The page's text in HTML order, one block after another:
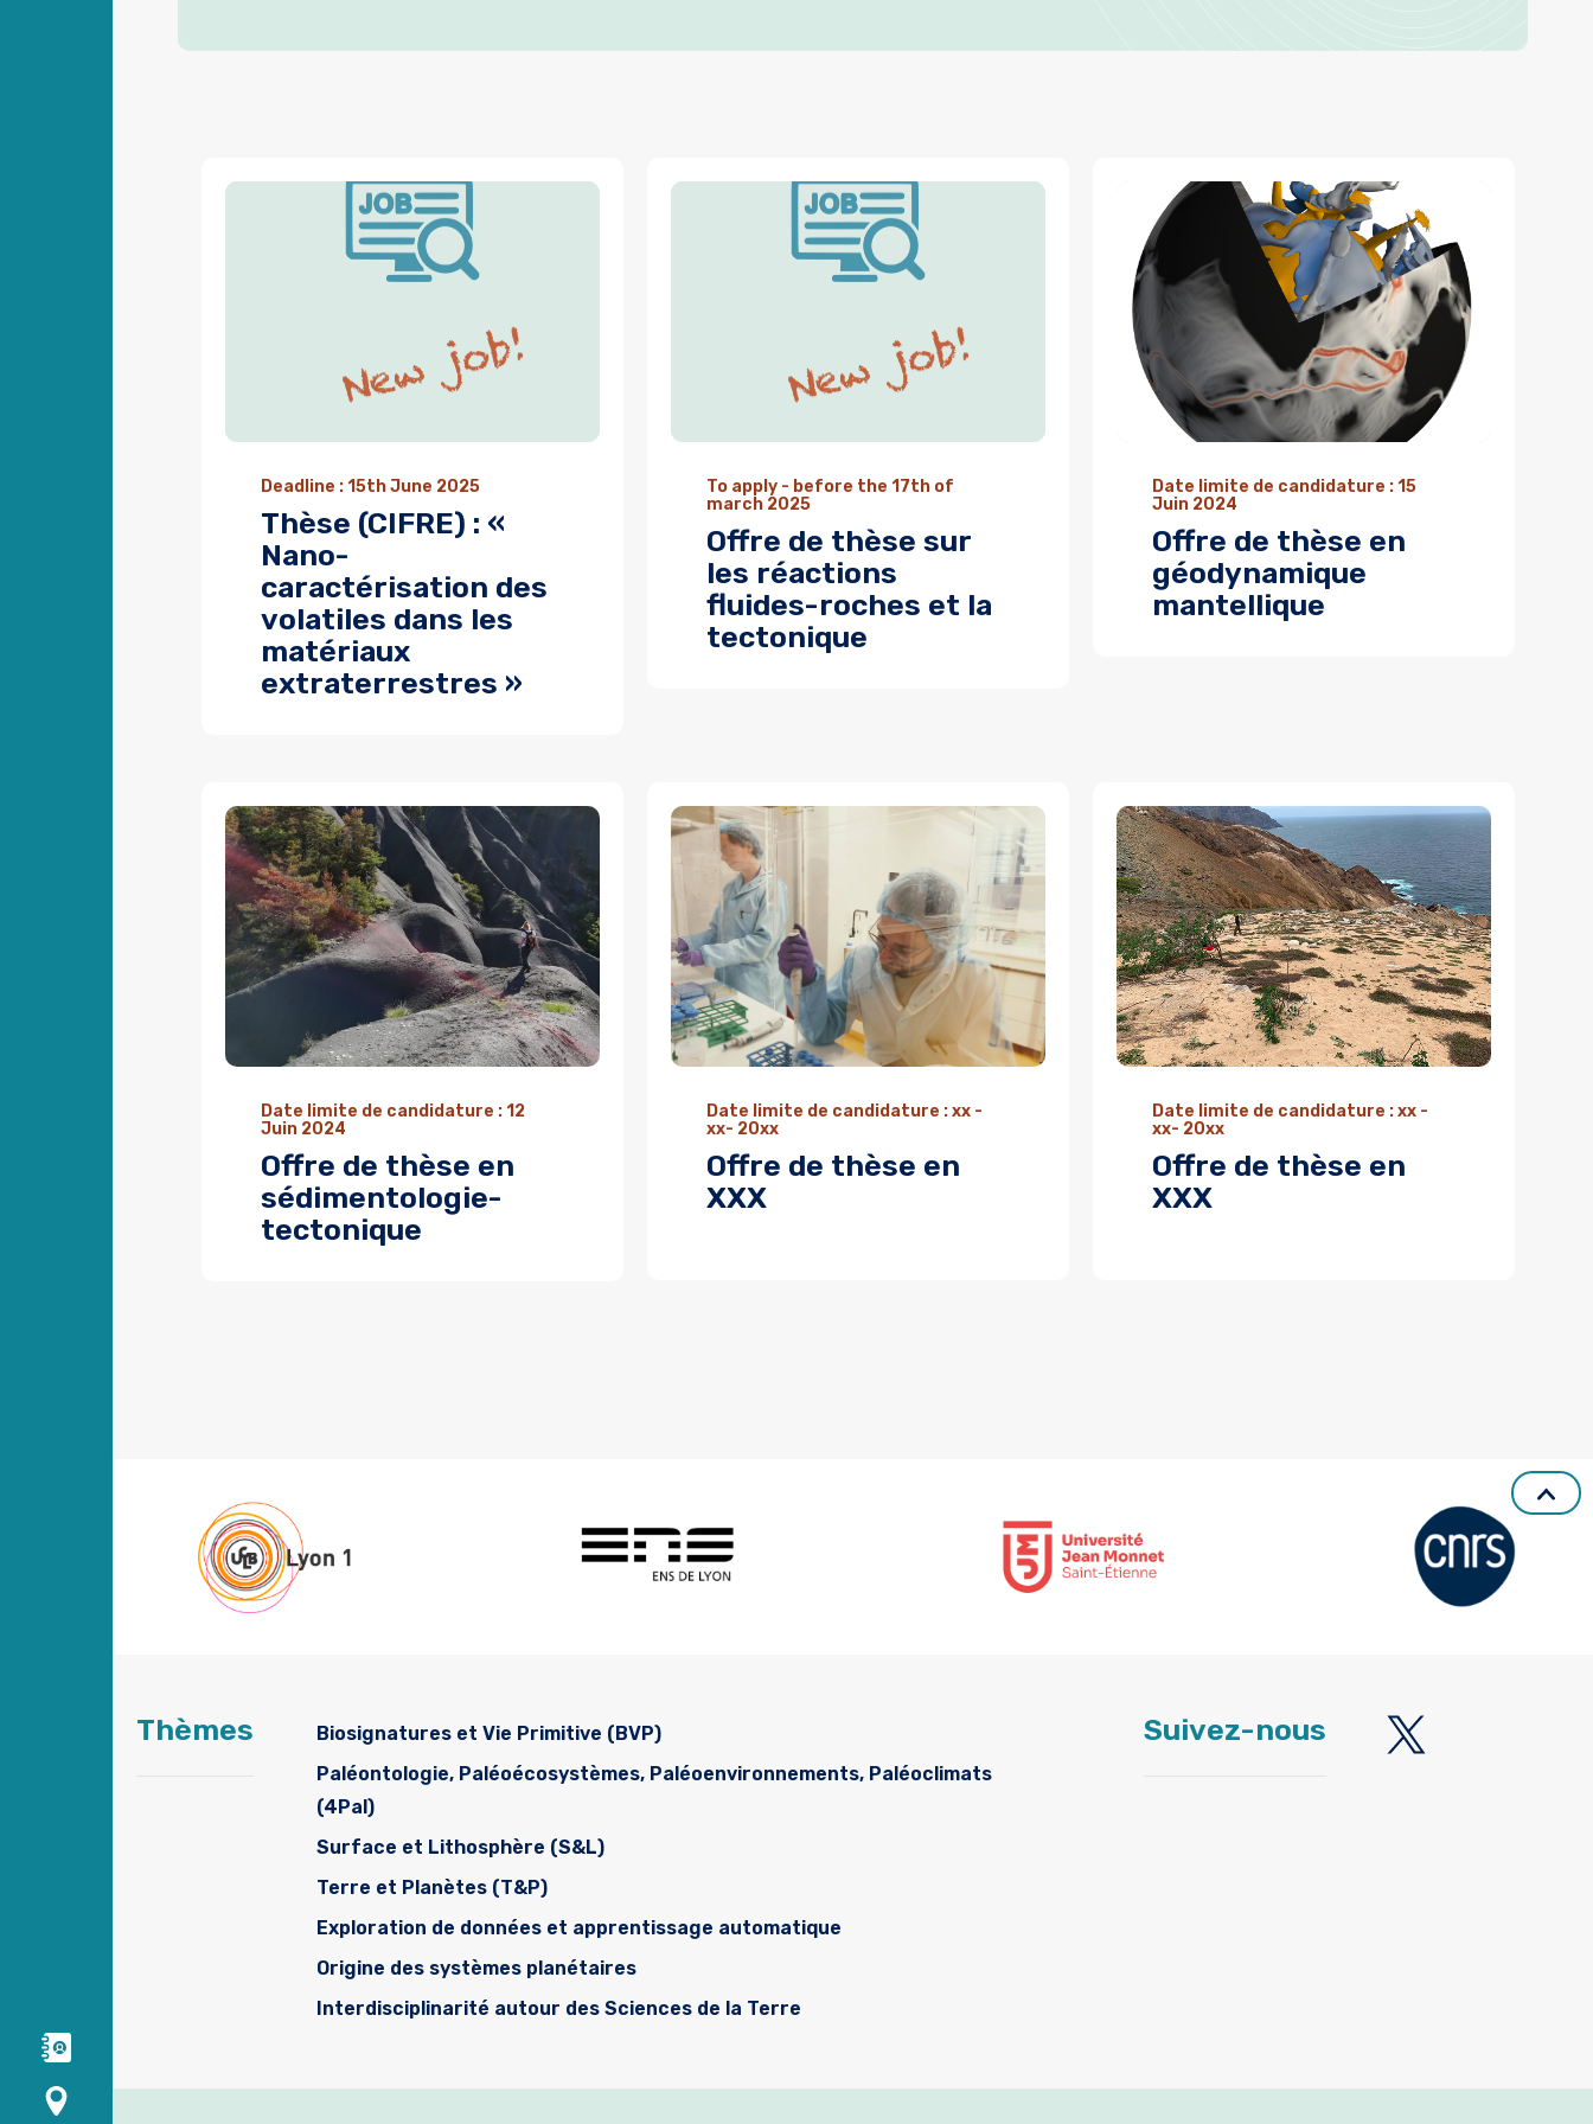
Deadline : 15th June 2025
Thèse (CIFRE) : «
Nano-
caractérisation des
volatiles dans les
matériaux
extraterrestres »
To apply - before the 17th of
march 2025
Offre de thèse sur
les réactions
fluides-roches et la
tectonique
Date limite de candidature : 15
Juin 2024
Offre de thèse en
géodynamique
mantellique
Date limite de candidature : 12
Juin 2024
Offre de thèse en
sédimentologie-
tectonique
Date limite de candidature : xx -
xx- 20xx
Offre de thèse en
XXX
Date limite de candidature : xx -
xx- 20xx
Offre de thèse en
XXX
Thèmes
Biosignatures et Vie Primitive (BVP)
Paléontologie, Paléoécosystèmes, Paléoenvironnements, Paléoclimats
(4Pal)
Surface et Lithosphère (S&L)
Terre et Planètes (T&P)
Exploration de données et apprentissage automatique
Origine des systèmes planétaires
Interdisciplinarité autour des Sciences de la Terre
Suivez-nous